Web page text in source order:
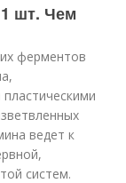
шт. Чем
ферментов
ведет к
систем.